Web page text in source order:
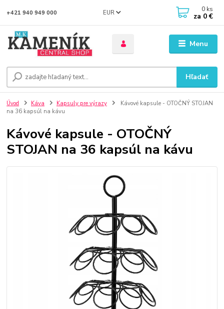
Menu
EUR
Hľadať
+421 940 949 000 0 ks
za 0 €
Úvod Káva Kapsuly pre výrazy
Kávové kapsule - OTOČNÝ STOJAN
na 36 kapsúl na kávu
Kávové kapsule - OTOČNÝ
STOJAN na 36 kapsúl na kávu